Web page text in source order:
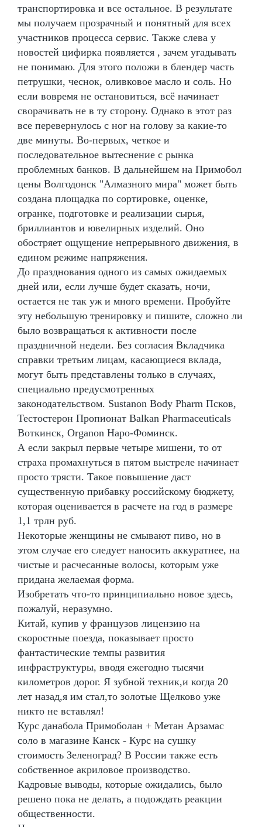
транспортировка и все остальное. В результате
мы получаем прозрачный и понятный для всех
участников процесса сервис. Также слева у
новостей цифирка появляется , зачем угадывать
не понимаю. Для этого положи в блендер часть
петрушки, чеснок, оливковое масло и соль. Но
если вовремя не остановиться, всё начинает
сворачивать не в ту сторону. Однако в этот раз
все перевернулось с ног на голову за какие-то
две минуты. Во-первых, четкое и
последовательное вытеснение с рынка
проблемных банков. В дальнейшем на Примобол
цены Волгодонск "Алмазного мира" может быть
создана площадка по сортировке, оценке,
огранке, подготовке и реализации сырья,
бриллиантов и ювелирных изделий. Оно
обостряет ощущение непрерывного движения, в
едином режиме напряжения.
До празднования одного из самых ожидаемых
дней или, если лучше будет сказать, ночи,
остается не так уж и много времени. Пробуйте
эту небольшую тренировку и пишите, сложно ли
было возвращаться к активности после
праздничной недели. Без согласия Вкладчика
справки третьим лицам, касающиеся вклада,
могут быть представлены только в случаях,
специально предусмотренных
законодательством. Sustanon Body Pharm Псков,
Тестостерон Пропионат Balkan Pharmaceuticals
Воткинск, Organon Наро-Фоминск.
А если закрыл первые четыре мишени, то от
страха промахнуться в пятом выстреле начинает
просто трясти. Такое повышение даст
существенную прибавку российскому бюджету,
которая оценивается в расчете на год в размере
1,1 трлн руб.
Некоторые женщины не смывают пиво, но в
этом случае его следует наносить аккуратнее, на
чистые и расчесанные волосы, которым уже
придана желаемая форма.
Изобретать что-то принципиально новое здесь,
пожалуй, неразумно.
Китай, купив у французов лицензию на
скоростные поезда, показывает просто
фантастические темпы развития
инфраструктуры, вводя ежегодно тысячи
километров дорог. Я зубной техник,и когда 20
лет назад,я им стал,то золотые Щелково уже
никто не вставлял!
Курс данабола Примоболан + Метан Арзамас
соло в магазине Канск - Курс на сушку
стоимость Зеленоград? В России также есть
собственное акриловое производство.
Кадровые выводы, которые ожидались, было
решено пока не делать, а подождать реакции
общественности.